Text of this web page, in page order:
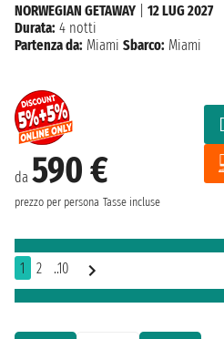
da 590 €
prezzo per persona Tasse incluse
NORWEGIAN GETAWAY
12 LUG 2027
Durata: 4 notti
Partenza da: Miami Sbarco: Miami
1 2 ..10